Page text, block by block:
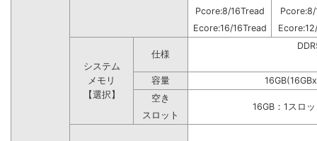
Pcore:8/16Tread
Ecore:16/16Tread
システム
メモリ
【選択】
仕様
容量
空き
16GB：1スロ
スロット